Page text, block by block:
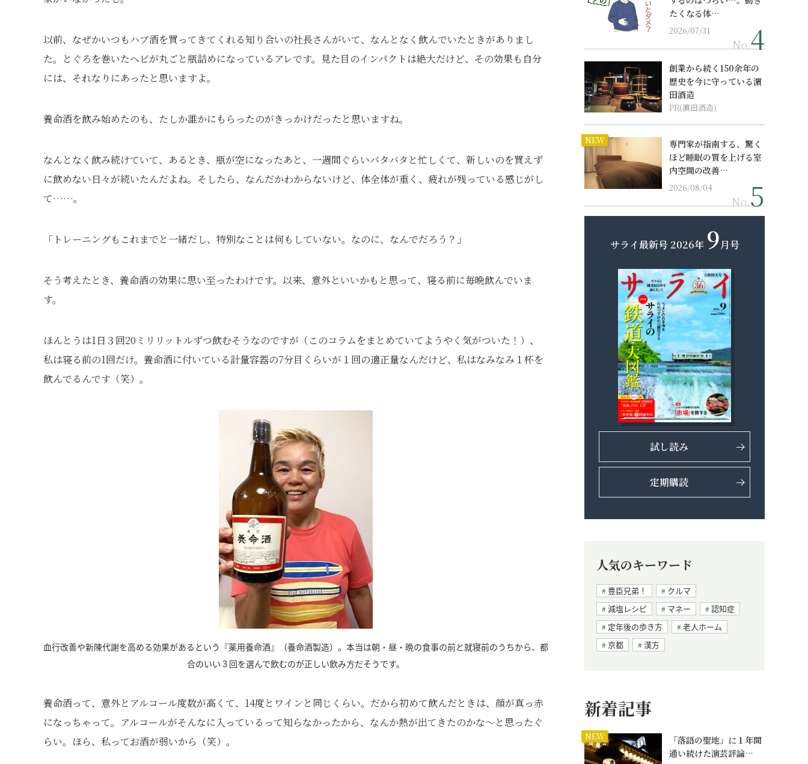
以前、なぜかいつもハブ酒を買ってきてくれる知り合いの社長さんがいて、なんとなく飲んでいたときがありまし
た。とぐろを巻いたヘビが丸ごと瓶詰めになっているアレです。見た目のインパクトは絶大だけど、その効果も自分
には、それなりにあったと思いますよ。
養命酒を飲み始めたのも、たしか誰かにもらったのがきっかけだったと思いますね。
なんとなく飲み続けていて、あるとき、瓶が空になったあと、一週間ぐらいバタバタと忙しくて、新しいのを買えず
に飲めない日々が続いたんだよね。そしたら、なんだかわからないけど、体全体が重く、疲れが残っている感じがし
て……。
「トレーニングもこれまでと一緒だし、特別なことは何もしていない。なのに、なんでだろう？」
そう考えたとき、養命酒の効果に思い至ったわけです。以来、意外といいかもと思って、寝る前に毎晩飲んでいま
す。
ほんとうは1日３回20ミリリットルずつ飲むそうなのですが（このコラムをまとめていてようやく気がついた！）、
私は寝る前の1回だけ。養命酒に付いている計量容器の7分目くらいが１回の適正量なんだけど、私はなみなみ１杯を
飲んでるんです（笑）。
血行改善や新陳代謝を高める効果があるという『薬用養命酒』（養命酒製造）。本当は朝・昼・晩の食事の前と就寝前のうちから、都
合のいい３回を選んで飲むのが正しい飲み方だそうです。
養命酒って、意外とアルコール度数が高くて、14度とワインと同じくらい。だから初めて飲んだときは、顔が真っ赤
になっちゃって。アルコールがそんなに入っているって知らなかったから、なんか熱が出てきたのかな～と思ったぐ
らい。ほら、私ってお酒が弱いから（笑）。
たくなる体…
2026/07/31
No.
創業から続く150余年の
歴史を今に守っている濵
田酒造
PR(濵田酒造)
NEW
専門家が指南する、驚く
ほど睡眠の質を上げる室
内空間の改善…
2026/08/04
No.
サライ最新号 2026年 9月号
試し読み
定期購読
人気のキーワード
豊臣兄弟！
クルマ
減塩レシピ
マネー
認知症
定年後の歩き方
老人ホーム
京都
漢方
新着記事
NEW
「落語の聖地」に１年間
通い続けた演芸評論…